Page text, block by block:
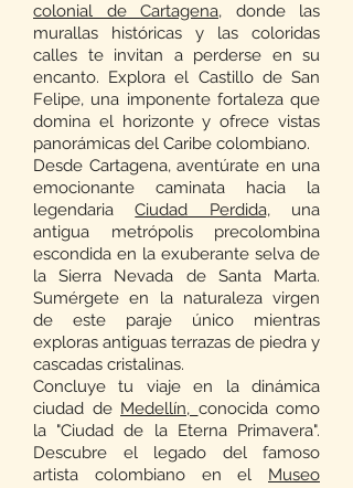
colonial de Cartagena, donde las
murallas históricas y las coloridas
calles te invitan a perderse en su
encanto. Explora el Castillo de San
Felipe, una imponente fortaleza que
domina el horizonte y ofrece vistas
panorámicas del Caribe colombiano.
Desde Cartagena, aventúrate en una
emocionante caminata hacia la
legendariaCiudad Perdida,una
antigua metrópolis precolombina
escondida en la exuberante selva de
la Sierra Nevada de Santa Marta.
Sumérgete en la naturaleza virgen
de este paraje único mientras
exploras antiguas terrazas de piedra y
cascadas cristalinas.
Concluye tu viaje en la dinámica
ciudad de Medellín, conocida como
la "Ciudad de la Eterna Primavera".
Descubre el legado del famoso
artista colombiano en el Museo